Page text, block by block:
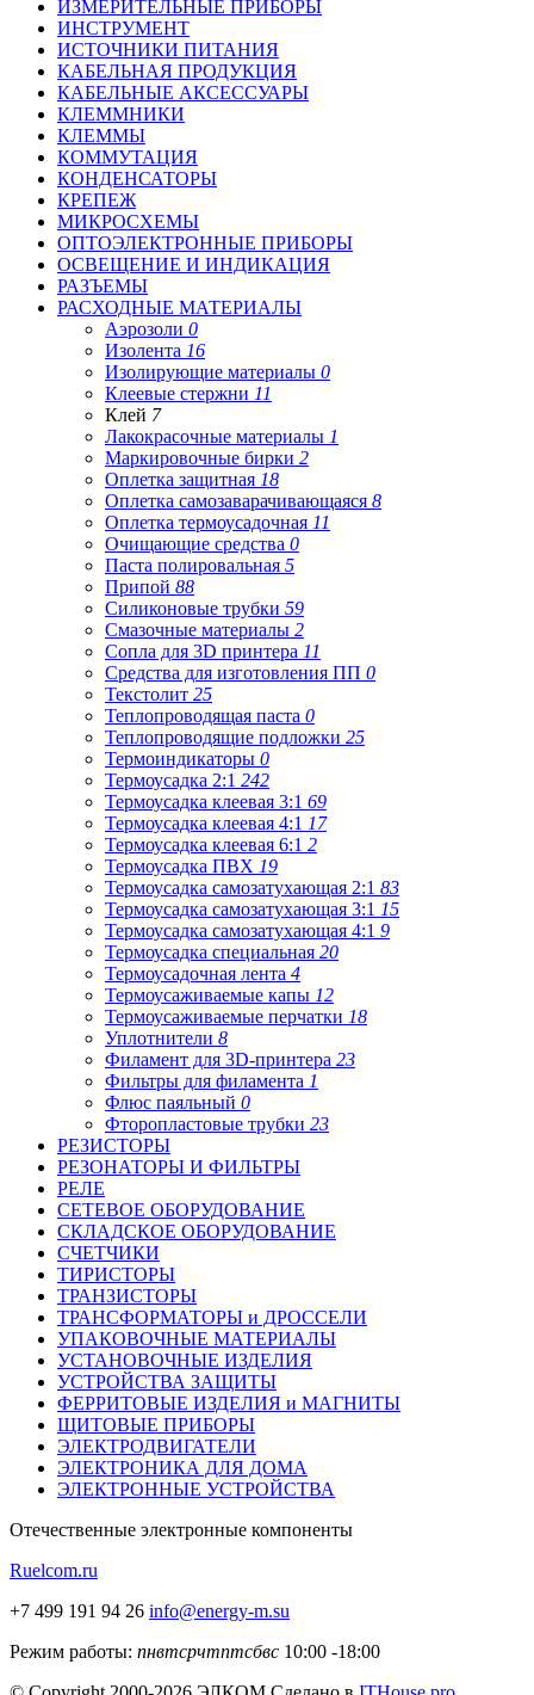
ИЗМЕРИТЕЛЬНЫЕ ПРИБОРЫ
ИНСТРУМЕНТ
ИСТОЧНИКИ ПИТАНИЯ
КАБЕЛЬНАЯ ПРОДУКЦИЯ
КАБЕЛЬНЫЕ АКСЕССУАРЫ
КЛЕММНИКИ
КЛЕММЫ
КОММУТАЦИЯ
КОНДЕНСАТОРЫ
КРЕПЕЖ
МИКРОСХЕМЫ
ОПТОЭЛЕКТРОННЫЕ ПРИБОРЫ
ОСВЕЩЕНИЕ И ИНДИКАЦИЯ
РАЗЪЕМЫ
РАСХОДНЫЕ МАТЕРИАЛЫ
Аэрозоли 0
Изолента 16
Изолирующие материалы 0
Клеевые стержни 11
Клей 7
Лакокрасочные материалы 1
Маркировочные бирки 2
Оплетка защитная 18
Оплетка самозаварачивающаяся 8
Оплетка термоусадочная 11
Очищающие средства 0
Паста полировальная 5
Припой 88
Силиконовые трубки 59
Смазочные материалы 2
Сопла для 3D принтера 11
Средства для изготовления ПП 0
Текстолит 25
Теплопроводящая паста 0
Теплопроводящие подложки 25
Термоиндикаторы 0
Термоусадка 2:1 242
Термоусадка клеевая 3:1 69
Термоусадка клеевая 4:1 17
Термоусадка клеевая 6:1 2
Термоусадка ПВХ 19
Термоусадка самозатухающая 2:1 83
Термоусадка самозатухающая 3:1 15
Термоусадка самозатухающая 4:1 9
Термоусадка специальная 20
Термоусадочная лента 4
Термоусаживаемые капы 12
Термоусаживаемые перчатки 18
Уплотнители 8
Филамент для 3D-принтера 23
Фильтры для филамента 1
Флюс паяльный 0
Фторопластовые трубки 23
РЕЗИСТОРЫ
РЕЗОНАТОРЫ И ФИЛЬТРЫ
РЕЛЕ
СЕТЕВОЕ ОБОРУДОВАНИЕ
СКЛАДСКОЕ ОБОРУДОВАНИЕ
СЧЕТЧИКИ
ТИРИСТОРЫ
ТРАНЗИСТОРЫ
ТРАНСФОРМАТОРЫ и ДРОССЕЛИ
УПАКОВОЧНЫЕ МАТЕРИАЛЫ
УСТАНОВОЧНЫЕ ИЗДЕЛИЯ
УСТРОЙСТВА ЗАЩИТЫ
ФЕРРИТОВЫЕ ИЗДЕЛИЯ и МАГНИТЫ
ЩИТОВЫЕ ПРИБОРЫ
ЭЛЕКТРОДВИГАТЕЛИ
ЭЛЕКТРОНИКА ДЛЯ ДОМА
ЭЛЕКТРОННЫЕ УСТРОЙСТВА
Отечественные электронные компоненты
Ruelcom.ru
+7 499 191 94 26 info@energy-m.su
Режим работы: пнвтсрчтптсбвс 10:00 -18:00